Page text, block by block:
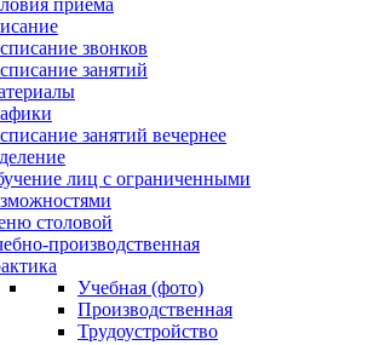
приёма
звонков
занятий
занятий вечернее
лиц с ограниченными
столовой
производственная
Учебная (фото)
Производственная
Трудоустройство